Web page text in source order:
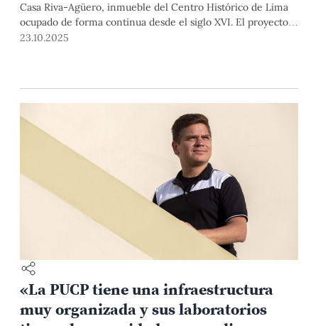
Casa Riva-Agüero, inmueble del Centro Histórico de Lima
ocupado de forma continua desde el siglo XVI. El proyecto
combina arqueología, conservación material y tecnologías
23.10.2025
«La PUCP tiene una infraestructura
muy organizada y sus laboratorios